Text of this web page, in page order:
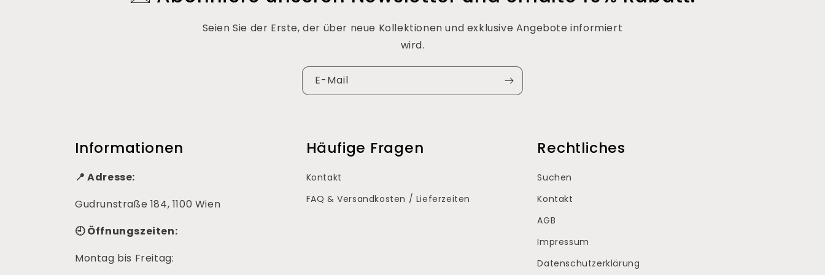
Seien Sie der Erste, der über neue Kollektionen und exklusive Angebote informiert
wird.
E-Mail
Informationen
📍 Adresse:
Gudrunstraße 184, 1100 Wien
🕘 Öffnungszeiten:
Montag bis Freitag:
Häufige Fragen
Kontakt
FAQ & Versandkosten / Lieferzeiten
Rechtliches
Suchen
Kontakt
AGB
Impressum
Datenschutzerklärung